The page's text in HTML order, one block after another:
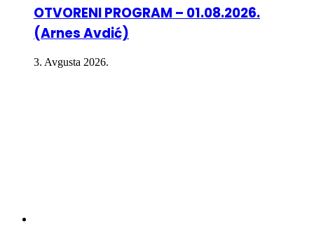
OTVORENI PROGRAM – 01.08.2026.
(Arnes Avdić)
3. Avgusta 2026.